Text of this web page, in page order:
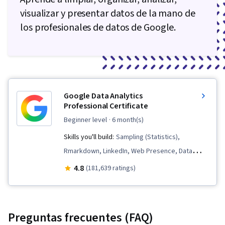
visualizar y presentar datos de la mano de
los profesionales de datos de Google.
Google Data Analytics
Professional Certificate
beginner level · 6 month(s)
Skills you'll build: Sampling (Statistics),
Rmarkdown, LinkedIn, Web Presence, Data
Visualization, Interactive Data Visualization, Data
Presentation, Interviewing Skills, Ggplot2, Data
4.8 (181,639 ratings)
Preguntas frecuentes (FAQ)